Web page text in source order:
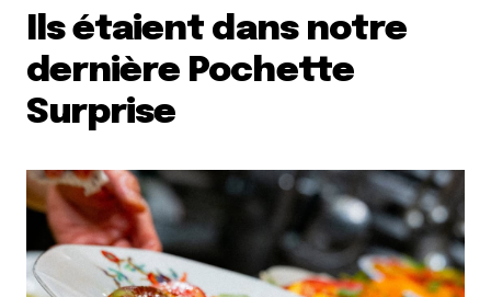
Ils étaient dans notre
dernière Pochette
Surprise